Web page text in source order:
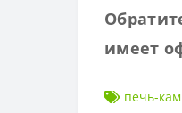
имеет
печь-